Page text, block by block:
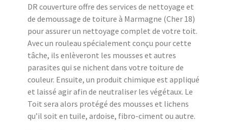
DR couverture offre des services de nettoyage et
de demoussage de toiture à Marmagne (Cher 18)
pour assurer un nettoyage complet de votre toit.
Avec un rouleau spécialement conçu pour cette
tâche, ils enlèveront les mousses et autres
parasites qui se nichent dans votre toiture de
couleur. Ensuite, un produit chimique est appliqué
et laissé agir afin de neutraliser les végétaux. Le
Toit sera alors protégé des mousses et lichens
qu’il soit en tuile, ardoise, fibro-ciment ou autre.